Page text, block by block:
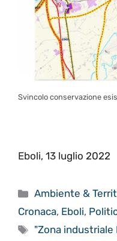
Svincolo conservazione
Eboli, 13 luglio 2022
Categorie
Ambiente &
Cronaca, Eboli,
Tag
"Zona